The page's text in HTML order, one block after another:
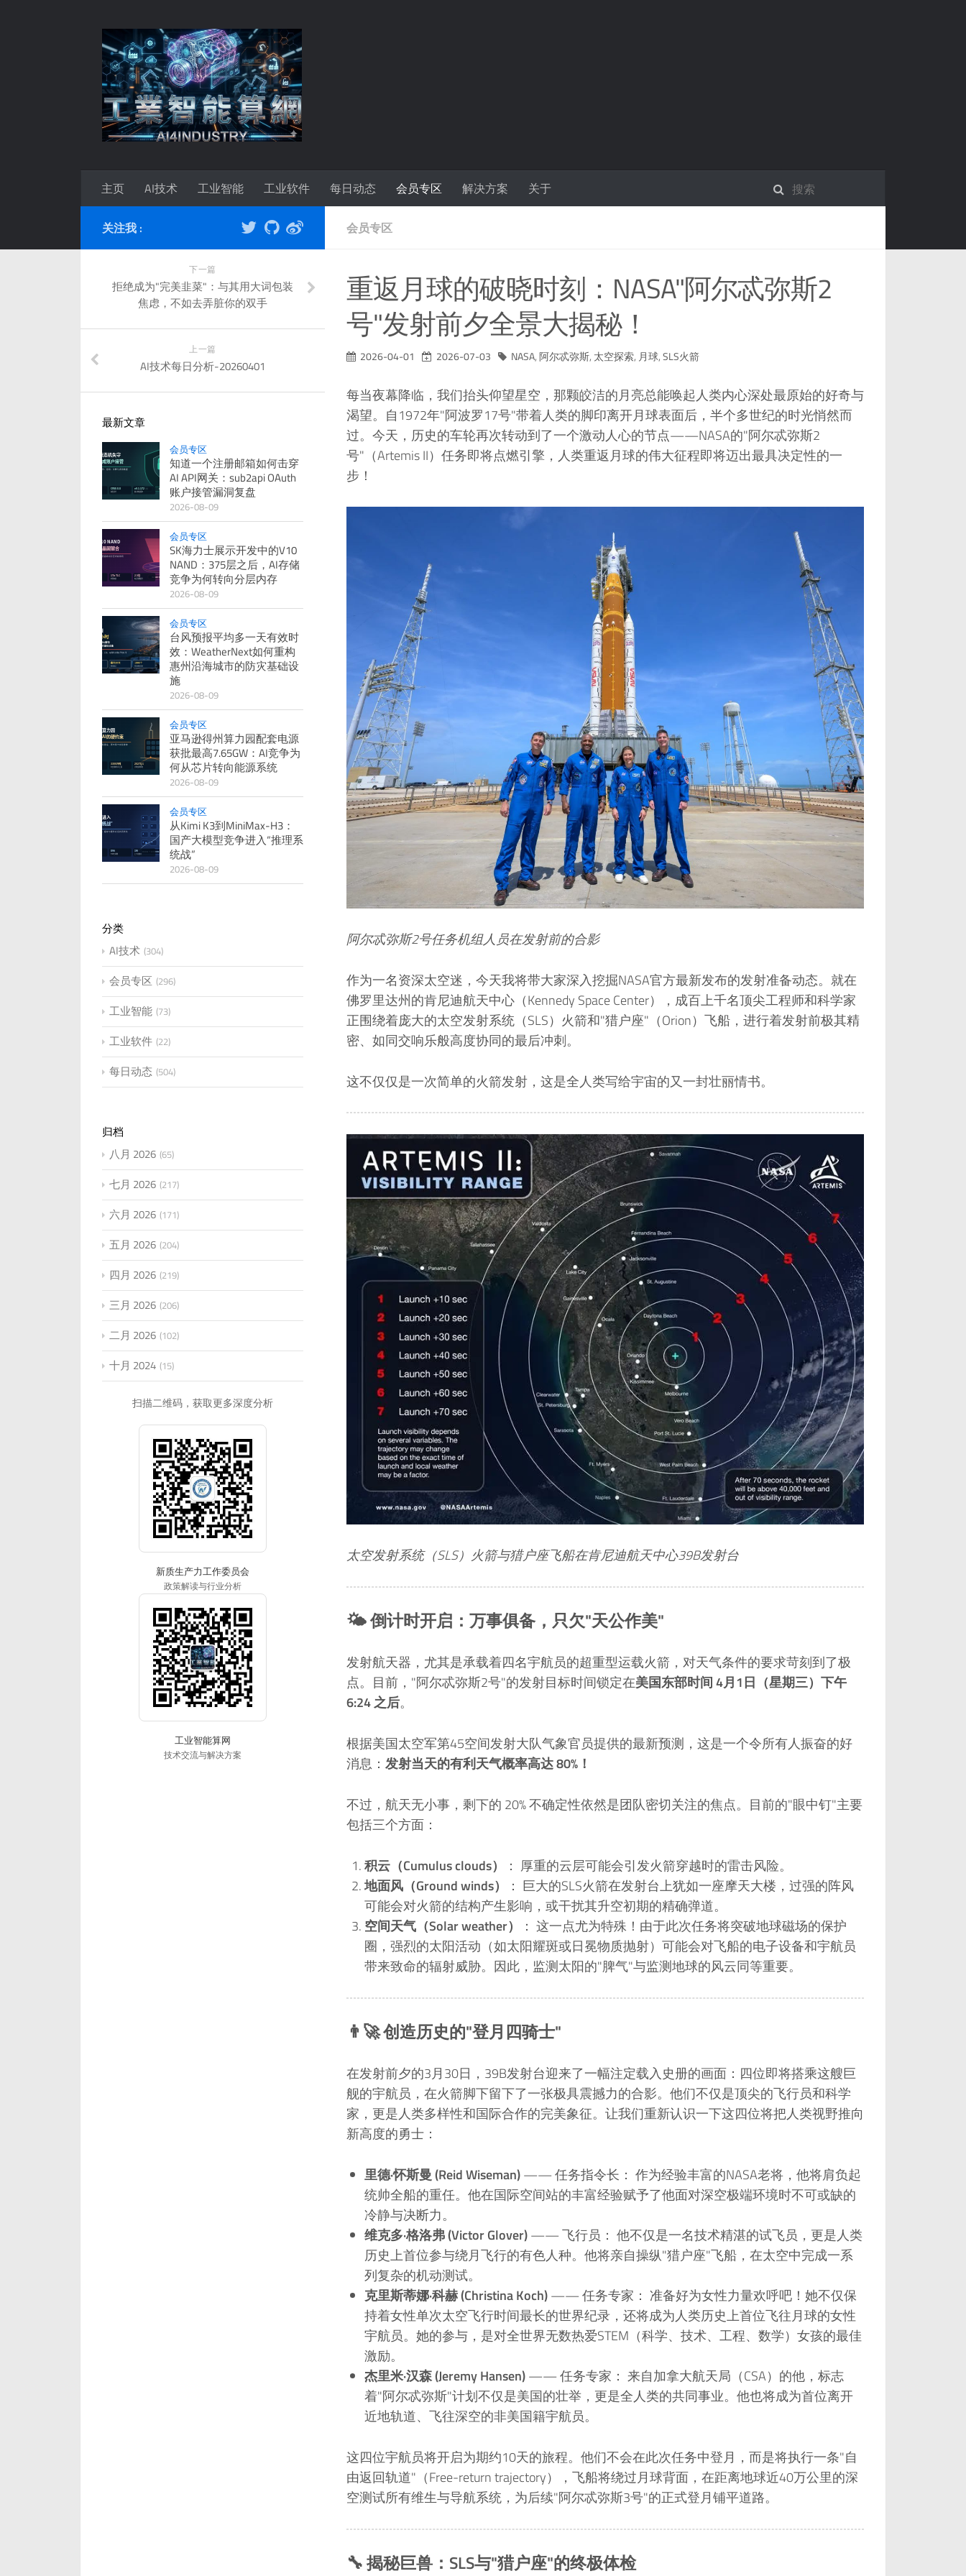
主页 AI技术 工业智能 工业软件 每日动态 会员专区 解决方案 关于
会员专区
重返月球的破晓时刻：NASA"阿尔忒弥斯2
号"发射前夕全景大揭秘！
2026-04-01 2026-07-03 NASA,阿尔忒弥斯, 太空探索, 月球,SLS火箭
每当夜幕降临，我们抬头仰望星空，那颗皎洁的月亮总能唤起人类内心深处最原始的好奇与
渴望。自1972年"阿波罗17号"带着人类的脚印离开月球表面后，半个多世纪的时光悄然而
过。今天，历史的车轮再次转动到了一个激动人心的节点——NASA的"阿尔忒弥斯2
号"（Artemis II）任务即将点燃引擎，人类重返月球的伟大征程即将迈出最具决定性的一
步！
阿尔忒弥斯2号任务机组人员在发射前的合影
作为一名资深太空迷，今天我将带大家深入挖掘NASA官方最新发布的发射准备动态。就在
佛罗里达州的肯尼迪航天中心（Kennedy Space Center），成百上千名顶尖工程师和科学家
正围绕着庞大的太空发射系统（SLS）火箭和"猎户座"（Orion）飞船，进行着发射前极其精
密、如同交响乐般高度协同的最后冲刺。
这不仅仅是一次简单的火箭发射，这是全人类写给宇宙的又一封壮丽情书。
太空发射系统（SLS）火箭与猎户座飞船在肯尼迪航天中心39B发射台
🌤 倒计时开启：万事俱备，只欠"天公作美"
发射航天器，尤其是承载着四名宇航员的超重型运载火箭，对天气条件的要求苛刻到了极
点。目前，"阿尔忒弥斯2号"的发射目标时间锁定在美国东部时间 4月1日（星期三）下午
6:24 之后。
根据美国太空军第45空间发射大队气象官员提供的最新预测，这是一个令所有人振奋的好
消息： 发射当天的有利天气概率高达 80%！
不过，航天无小事，剩下的 20% 不确定性依然是团队密切关注的焦点。目前的"眼中钉"主要
包括三个方面：
积云（Cumulus clouds）
： 厚重的云层可能会引发火箭穿越时的雷击风险。
地面风（Ground winds）
： 巨大的SLS火箭在发射台上犹如一座摩天大楼，过强的阵风
可能会对火箭的结构产生影响，或干扰其升空初期的精确弹道。
空间天气（Solar weather）
： 这一点尤为特殊！由于此次任务将突破地球磁场的保护
圈，强烈的太阳活动（如太阳耀斑或日冕物质抛射）可能会对飞船的电子设备和宇航员
带来致命的辐射威胁。因此，监测太阳的"脾气"与监测地球的风云同等重要。
👨‍🚀 创造历史的"登月四骑士"
在发射前夕的3月30日，39B发射台迎来了一幅注定载入史册的画面：四位即将搭乘这艘巨
舰的宇航员，在火箭脚下留下了一张极具震撼力的合影。他们不仅是顶尖的飞行员和科学
家，更是人类多样性和国际合作的完美象征。让我们重新认识一下这四位将把人类视野推向
新高度的勇士：
里德·怀斯曼 (Reid Wiseman)—— 任务指令长： 作为经验丰富的NASA老将，他将肩负起
统帅全船的重任。他在国际空间站的丰富经验赋予了他面对深空极端环境时不可或缺的
冷静与决断力。
维克多·格洛弗 (Victor Glover)—— 飞行员： 他不仅是一名技术精湛的试飞员，更是人类
历史上首位参与绕月飞行的有色人种。他将亲自操纵"猎户座"飞船，在太空中完成一系
列复杂的机动测试。
克里斯蒂娜·科赫 (Christina Koch)—— 任务专家： 准备好为女性力量欢呼吧！她不仅保
持着女性单次太空飞行时间最长的世界纪录，还将成为人类历史上首位飞往月球的女性
宇航员。她的参与，是对全世界无数热爱STEM（科学、技术、工程、数学）女孩的最佳
激励。
杰里米·汉森 (Jeremy Hansen)—— 任务专家： 来自加拿大航天局（CSA）的他，标志
着"阿尔忒弥斯"计划不仅是美国的壮举，更是全人类的共同事业。他也将成为首位离开
近地轨道、飞往深空的非美国籍宇航员。
这四位宇航员将开启为期约10天的旅程。他们不会在此次任务中登月，而是将执行一条"自
由返回轨道"（Free-return trajectory），飞船将绕过月球背面，在距离地球近40万公里的深
空测试所有维生与导航系统，为后续"阿尔忒弥斯3号"的正式登月铺平道路。
🔧 揭秘巨兽：SLS与"猎户座"的终极体检
关注我 :
下一篇
拒绝成为"完美韭菜"：与其用大词包装
焦虑，不如去弄脏你的双手
上一篇
AI技术每日分析-20260401
最新文章
会员专区
知道一个注册邮箱如何击穿
AI API网关：sub2api OAuth
账户接管漏洞复盘
2026-08-09
会员专区
SK海力士展示开发中的V10
NAND：375层之后，AI存储
竞争为何转向分层内存
2026-08-09
会员专区
台风预报平均多一天有效时
效：WeatherNext如何重构
惠州沿海城市的防灾基础设
施
2026-08-09
会员专区
亚马逊得州算力园配套电源
获批最高7.65GW：AI竞争为
何从芯片转向能源系统
2026-08-09
会员专区
从Kimi K3到MiniMax-H3：
国产大模型竞争进入“推理系
统战”
2026-08-09
分类
AI技术 304
会员专区 296
工业智能 73
工业软件 22
每日动态 504
归档
八月 2026 65
七月 2026 217
六月 2026 171
五月 2026 204
四月 2026 219
三月 2026 206
二月 2026 102
十月 2024 15
扫描二维码，获取更多深度分析
新质生产力工作委员会
政策解读与行业分析
工业智能算网
技术交流与解决方案